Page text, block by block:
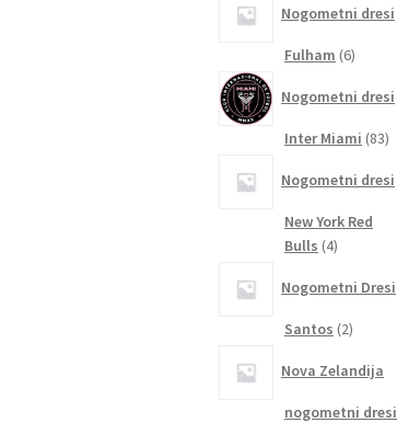
Nogometni dresi
Fulham 66
Nogometni dresi
Inter Miami 8383
Nogometni dresi
New York Red
Bulls 44
Nogometni Dresi
Santos 22
Nova Zelandija
nogometni dresi